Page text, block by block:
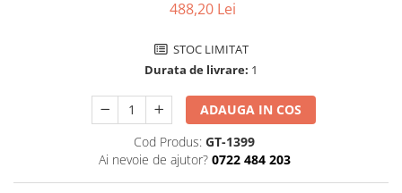
Curele Ceasuri
Curele Apple Watch
488,20 Lei
STOC LIMITAT
Durata de livrare: 1
ADAUGA IN COS
Cod Produs: GT-1399
Ai nevoie de ajutor? 0722 484 203